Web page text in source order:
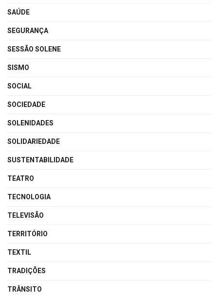
SAÚDE
SEGURANÇA
SESSÃO SOLENE
SISMO
SOCIAL
SOCIEDADE
SOLENIDADES
SOLIDARIEDADE
SUSTENTABILIDADE
TEATRO
TECNOLOGIA
TELEVISÃO
TERRITÓRIO
TEXTIL
TRADIÇÕES
TRÂNSITO